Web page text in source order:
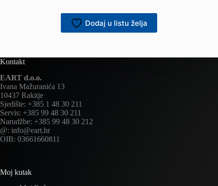
Dodaj u listu želja
Kontakt
EART d.o.o.
Ivana Mažuranića 13
10437 Rakitje
Sjedište: +385 1 48 30 211
Servis: +385 99 48 30 211
Narudžbe: +385 99 48 30 212
@: info@eart.hr
OIB: 03661660811
Moj kutak